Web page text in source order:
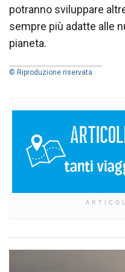
potranno sviluppare
sempre più adatte alle
pianeta.
© Riproduzione riservata